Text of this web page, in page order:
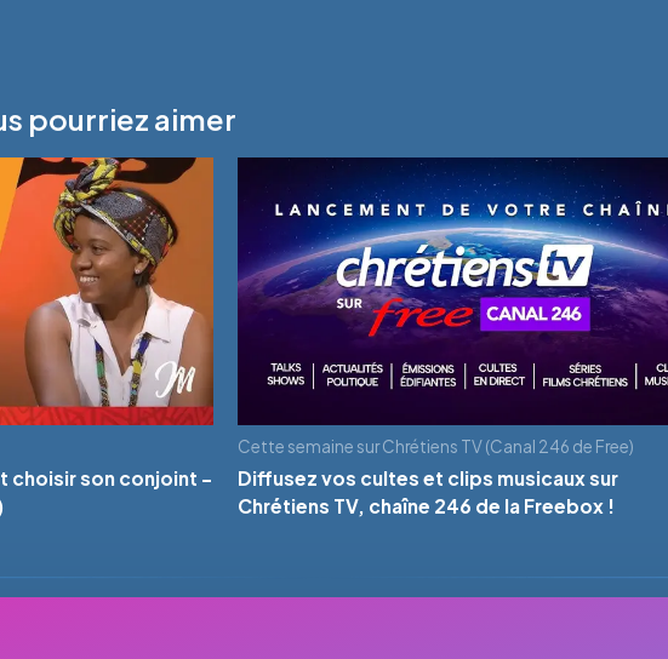
pourriez aimer
choisir son conjoint -
Cette semaine sur Chrétiens TV (Canal 246 de Free)
Diffusez vos cultes et clips musicaux sur
Chrétiens TV, chaîne 246 de la Freebox !